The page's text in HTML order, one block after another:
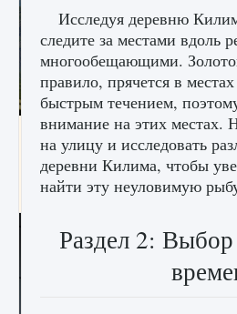
Как исправить ошибку Palworld
«Идет сохранение мира —
начать сохранение данных
9 августа 2024 2 711
Исследуя деревню
следите за местами вдоль
многообещающими.
правило, прячется в
быстрым течением,
внимание на этих местах.
на улицу и исследовать
деревни Килима, чтобы
найти эту неуловимую
Раздел 2: Выбор